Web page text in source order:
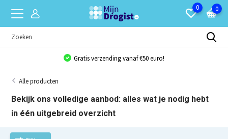
0 0
Bulkkorting van 10% op bijna al onze producten!
Alle producten
Bekijk ons volledige aanbod: alles wat je nodig hebt
in één uitgebreid overzicht